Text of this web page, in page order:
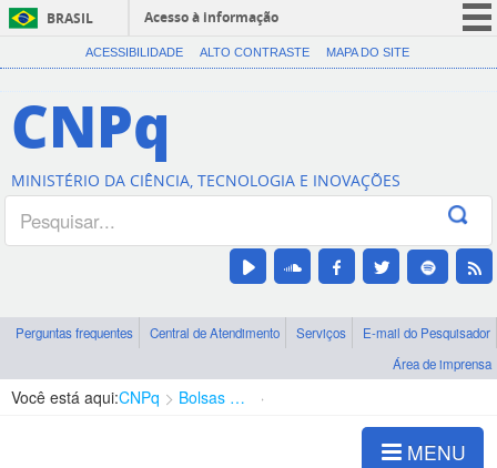
BRASIL
Acesso à informação
CORONAVÍRUS (COVID-19)
Canais
ACESSIBILIDADE ALTO CONTRASTE MAPA DO SITE
CNPq
MINISTÉRIO DA CIÊNCIA, TECNOLOGIA E INOVAÇÕES
Perguntas frequentes Central de Atendimento Serviços
E-mail do Pesquisador
Área de imprensa
Você está aqui:CNPq Bolsas e Auxílios Vigentes
MENU